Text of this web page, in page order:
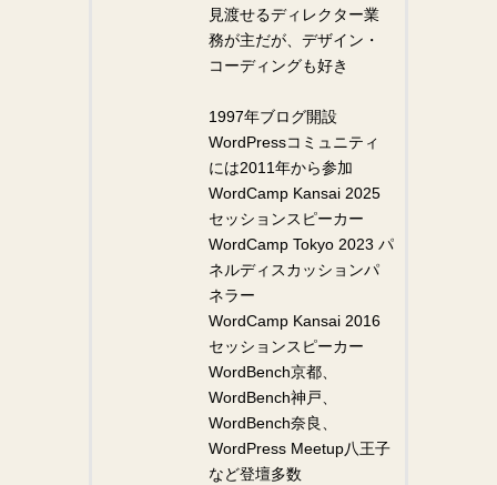
見渡せるディレクター業
務が主だが、デザイン・
コーディングも好き
1997年ブログ開設
WordPressコミュニティ
には2011年から参加
WordCamp Kansai 2025
セッションスピーカー
WordCamp Tokyo 2023 パ
ネルディスカッションパ
ネラー
WordCamp Kansai 2016
セッションスピーカー
WordBench京都、
WordBench神戸、
WordBench奈良、
WordPress Meetup八王子
など登壇多数